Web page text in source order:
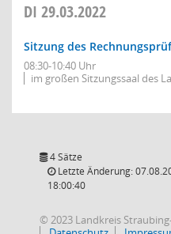
DI 29.03.2022
Sitzung des
08:30-10:40 Uhr
im großen Sitzungssaal des
4 Sätze
Letzte Änderung:
18:00:40
© 2023 Landkreis